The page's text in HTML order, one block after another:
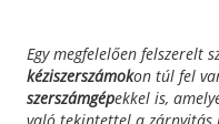
Egy megfelelően felszerelt
kéziszerszámokon túl fel
szerszámgépekkel is,